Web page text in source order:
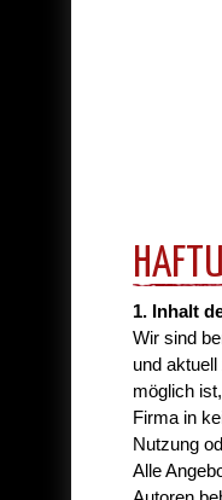
1. Inhalt
Wir sind
und
möglich
Firma in
Nutzung
Alle